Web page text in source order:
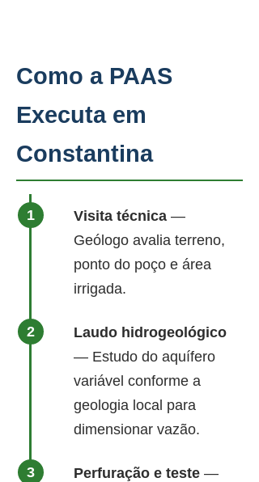
Como a PAAS
Executa em
Constantina
Visita técnica —
Geólogo avalia terreno,
ponto do poço e área
irrigada.
Laudo hidrogeológico
— Estudo do aquífero
variável conforme a
geologia local para
dimensionar vazão.
Perfuração e teste —